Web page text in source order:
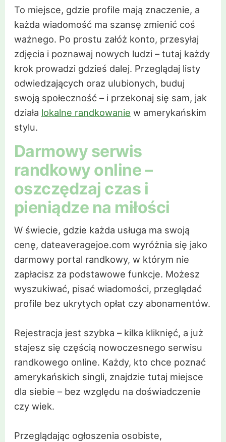
To miejsce, gdzie profile mają znaczenie, a
każda wiadomość ma szansę zmienić coś
ważnego. Po prostu załóż konto, przesyłaj
zdjęcia i poznawaj nowych ludzi – tutaj każdy
krok prowadzi gdzieś dalej. Przeglądaj listy
odwiedzających oraz ulubionych, buduj
swoją społeczność – i przekonaj się sam, jak
działa lokalne randkowanie w amerykańskim
stylu.
Darmowy serwis
randkowy online –
oszczędzaj czas i
pieniądze na miłości
W świecie, gdzie każda usługa ma swoją
cenę, dateaveragejoe.com wyróżnia się jako
darmowy portal randkowy, w którym nie
zapłacisz za podstawowe funkcje. Możesz
wyszukiwać, pisać wiadomości, przeglądać
profile bez ukrytych opłat czy abonamentów.
Rejestracja jest szybka – kilka kliknięć, a już
stajesz się częścią nowoczesnego serwisu
randkowego online. Każdy, kto chce poznać
amerykańskich singli, znajdzie tutaj miejsce
dla siebie – bez względu na doświadczenie
czy wiek.
Przeglądając ogłoszenia osobiste,